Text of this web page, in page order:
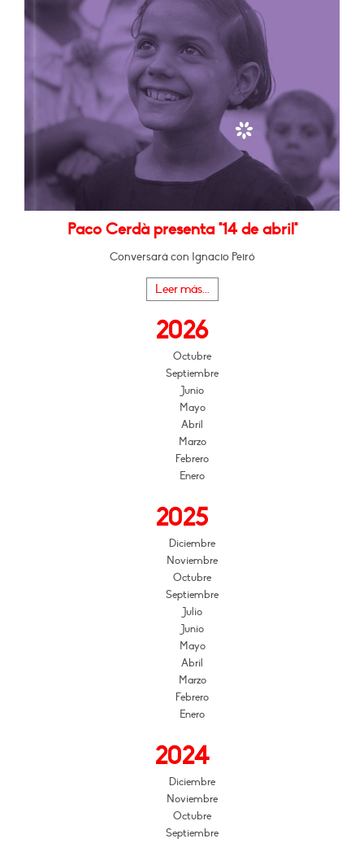
Paco Cerdà presenta "14 de abril"
Conversará con Ignacio Peiró
Leer más...
2026
Octubre
Septiembre
Junio
Mayo
Abril
Marzo
Febrero
Enero
2025
Diciembre
Noviembre
Octubre
Septiembre
Julio
Junio
Mayo
Abril
Marzo
Febrero
Enero
2024
Diciembre
Noviembre
Octubre
Septiembre